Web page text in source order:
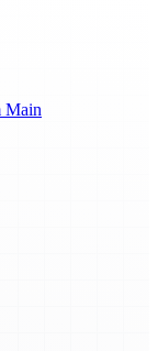
Main